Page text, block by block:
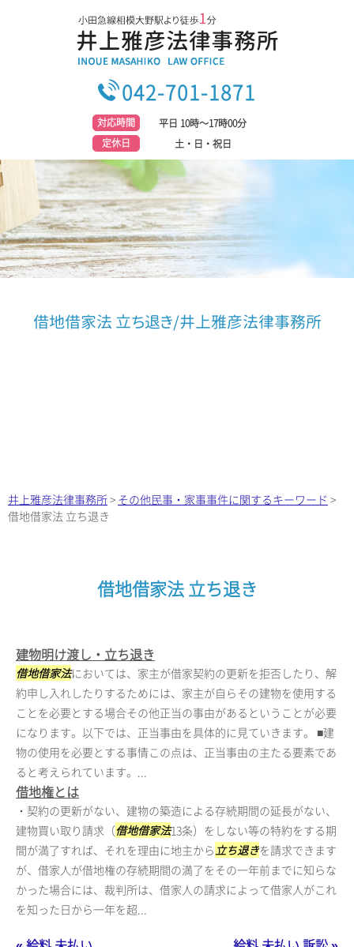
042-701-1871
対応時間
平日 10時～17時00分
定休日
土・日・祝日
借地借家法 立ち退き/井上雅彦法律事務所
井上雅彦法律事務所> その他民事・家事事件に関するキーワード >
借地借家法 立ち退き
借地借家法 立ち退き
建物明け渡し・立ち退き
借地借家法においては、家主が借家契約の更新を拒否したり、解
約申し入れしたりするためには、家主が自らその建物を使用する
ことを必要とする場合その他正当の事由があるということが必要
になります。以下では、正当事由を具体的に見ていきます。 ■建
物の使用を必要とする事情この点は、正当事由の主たる要素であ
ると考えられています。...
借地権とは
・契約の更新がない、建物の築造による存続期間の延長がない、
建物買い取り請求（借地借家法13条）をしない等の特約をする期
間が満了すれば、それを理由に地主から立ち退きを請求できます
が、借家人が借地権の存続期間の満了をその一年前までに知らな
かった場合には、裁判所は、借家人の請求によって借家人がこれ
を知った日から一年を超...